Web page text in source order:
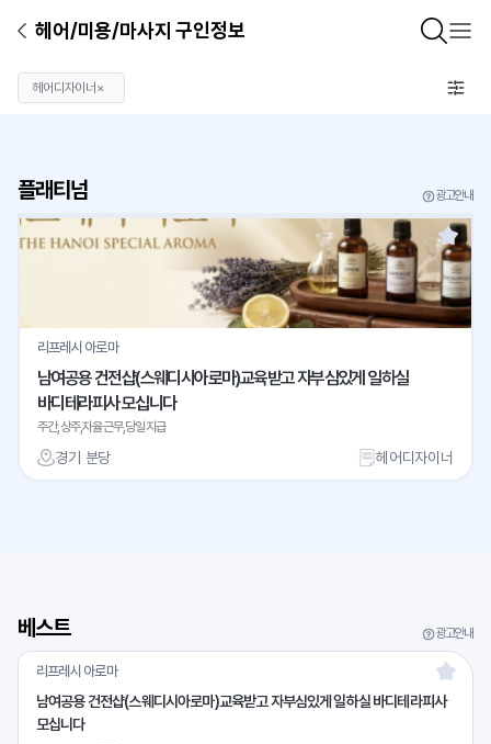
헤어/미용/마사지 구인정보
헤어디자이너 ×
플래티넘 광고안내
리프레시 아로마
남여공용 건전샵(스웨디시아로마)교육받고 자부심있게 일하실
바디테라피사 모십니다
주간,상주,자율근무,당일지급
경기 분당 헤어디자이너
베스트 광고안내
리프레시 아로마
남여공용 건전샵(스웨디시아로마)교육받고 자부심있게 일하실 바디테라피사
모십니다